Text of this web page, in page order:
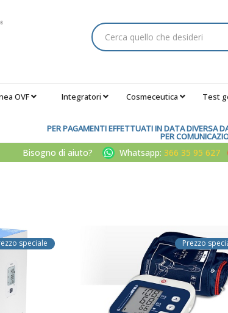
OVF Integratori Cosmeceutica Test
PER PAGAMENTI EFFETTUATI IN DATA DIVERSA
PER
Bisogno di aiuto? Whatsapp: 366 35 95 627
speciale Prezzo